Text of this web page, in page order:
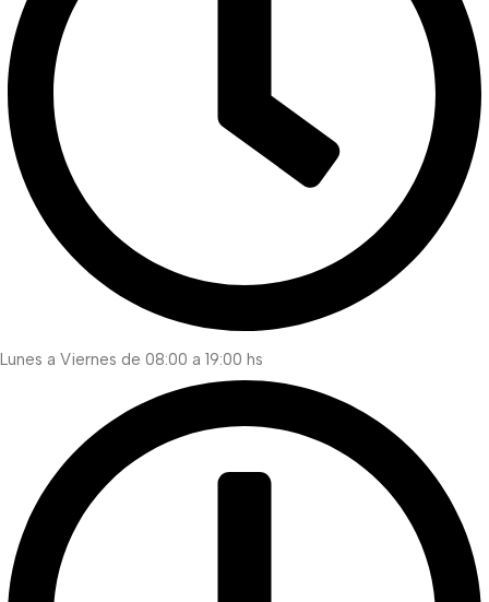
Lunes a Viernes de 08:00 a 19:00 hs